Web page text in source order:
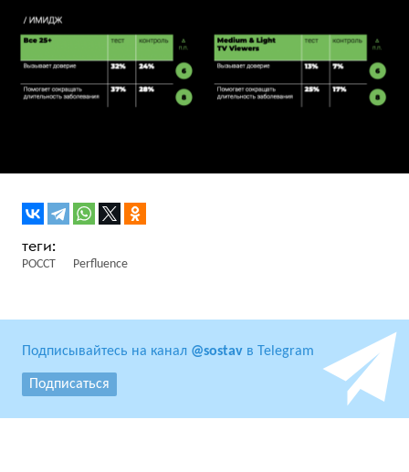
РОССТ Perfluence
Подписывайтесь на канал @sostav в Telegram
Подписаться